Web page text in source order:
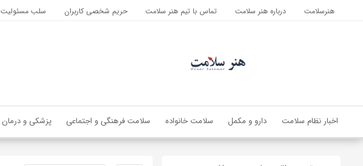
هنرسلامت درباره هنر سلامت تماس با تیم هنر سلامت حریم شخصی کاربران سلب مسئولیت
اخبار نظام سلامت دارو و مکمل سلامت خانواده سلامت فرهنگی و اجتماعی پزشکی و درمان